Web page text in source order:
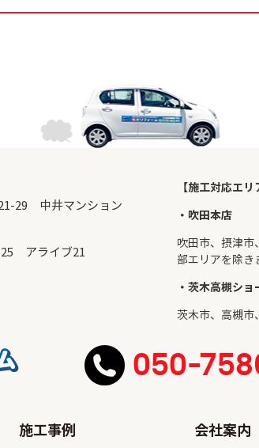
29 中井マンション
25 アライブ21
【施工対応エリ
・吹田本店
吹田市、摂津市
部エリアを除き
・茨木高槻ショ
茨木市、 高槻市
050-
施工事例 会社案内